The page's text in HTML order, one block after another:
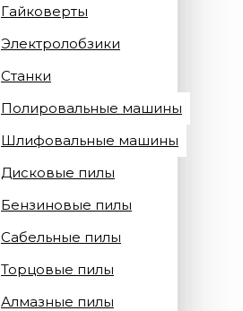
Гайковерты
Электролобзики
Станки
Полировальные машины
Шлифовальные машины
Дисковые пилы
Бензиновые пилы
Сабельные пилы
Торцовые пилы
Алмазные пилы